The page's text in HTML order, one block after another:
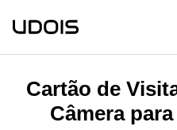
Cartão de
Câmera